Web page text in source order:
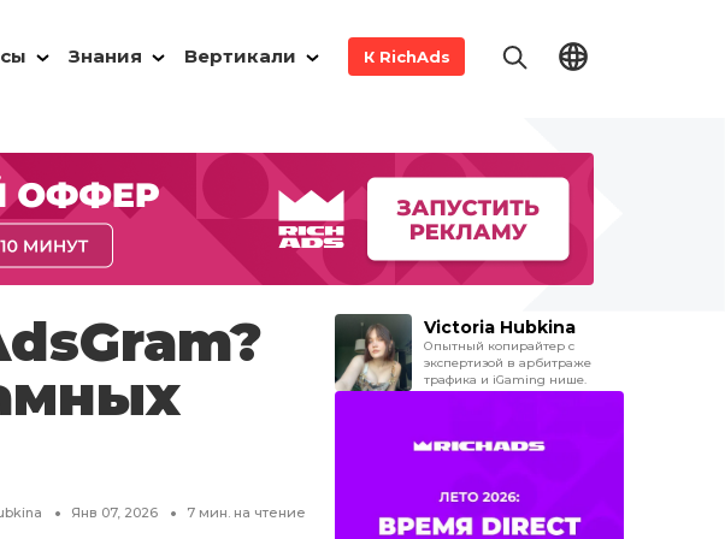
Знания Вертикали К RichAds
Янв 07, 2026 7 мин. на чтение
Victoria Hubkina
Опытный копирайтер с
экспертизой в арбитраже
трафика и iGaming нише.